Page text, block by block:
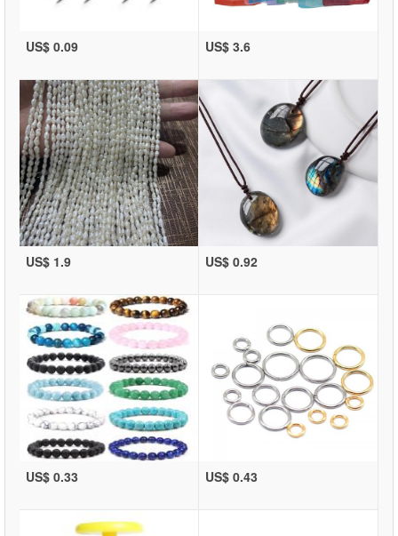
US$ 0.09 US$ 3.6
US$ 1.9 US$ 0.92
US$ 0.33 US$ 0.43